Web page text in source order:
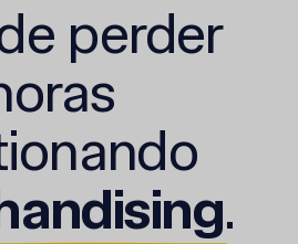
perder
.